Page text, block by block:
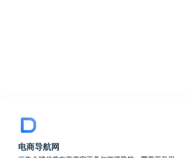
电商导航网